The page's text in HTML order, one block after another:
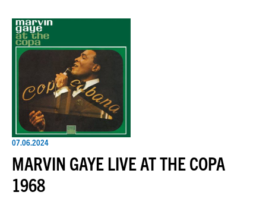
07.06.2024
MARVIN GAYE LIVE AT THE COPA
1968